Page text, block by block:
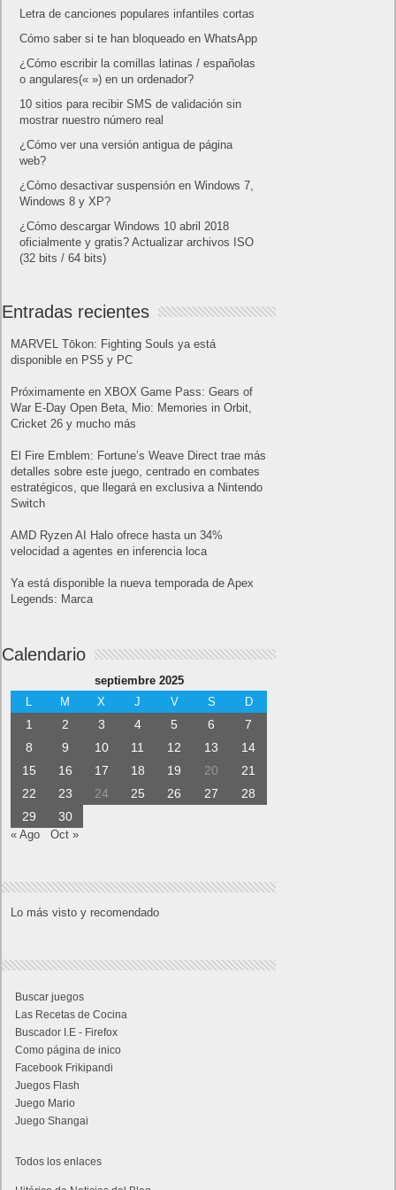
Letra de canciones populares infantiles cortas
Cómo saber si te han bloqueado en WhatsApp
¿Cómo escribir la comillas latinas / españolas
o angulares(« ») en un ordenador?
10 sitios para recibir SMS de validación sin
mostrar nuestro número real
¿Cómo ver una versión antigua de página
web?
¿Cómo desactivar suspensión en Windows 7,
Windows 8 y XP?
¿Cómo descargar Windows 10 abril 2018
oficialmente y gratis? Actualizar archivos ISO
(32 bits / 64 bits)
Entradas recientes
MARVEL Tōkon: Fighting Souls ya está
disponible en PS5 y PC
Próximamente en XBOX Game Pass: Gears of
War E-Day Open Beta, Mio: Memories in Orbit,
Cricket 26 y mucho más
El Fire Emblem: Fortune’s Weave Direct trae más
detalles sobre este juego, centrado en combates
estratégicos, que llegará en exclusiva a Nintendo
Switch
AMD Ryzen AI Halo ofrece hasta un 34%
velocidad a agentes en inferencia loca
Ya está disponible la nueva temporada de Apex
Legends: Marca
Calendario
septiembre 2025
L
M X J V S D
1 2 3 4 5 6
7
8
9 10 11 12 13
14
15
16 17 18 19 20
21
22
23 24 25 26 27
28
29
30
« Ago Oct »
Lo más visto y recomendado
Buscar juegos
Las Recetas de Cocina
Buscador I.E - Firefox
Como página de inico
Facebook Frikipandi
Juegos Flash
Juego Mario
Juego Shangai
Todos los enlaces